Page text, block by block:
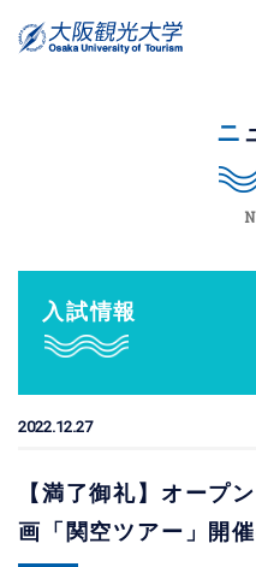
入試情報
2022.12.27
【満了御礼】オープ
画「関空ツアー」開